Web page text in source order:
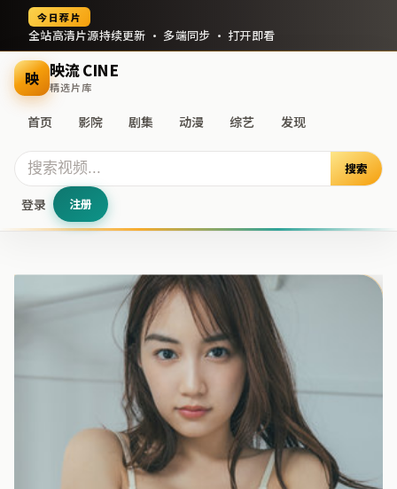
今日荐片
全站高清片源持续更新 · 多端同步 · 打开即看
映 映流 CINE
精选片库
首页 影院 剧集 动漫 综艺 发现
搜索
登录 注册